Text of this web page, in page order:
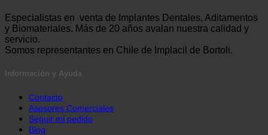
Especialistas en venta de Implantes Dentales, Aditamentos
y Biomateriales. Más de 20 años avalan nuestra calidad y
servicio.
Somos representantes en Chile de Implacil de Bortoli.
Información y Ayuda
Contacto
Asesores Comerciales
Seguir mi pedido
Blog